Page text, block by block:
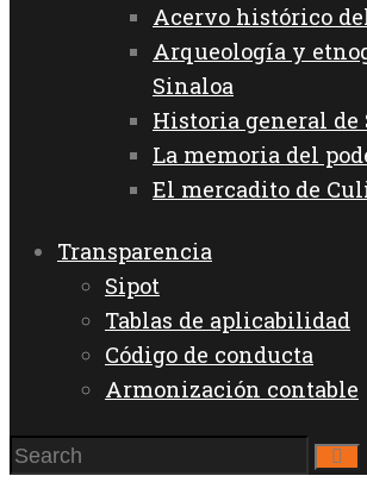
Acervo histórico
Arqueología y
Sinaloa
Historia general de
La memoria del
El mercadito de
Transparencia
Sipot
Tablas de aplicabilidad
Código de conducta
Armonización contable